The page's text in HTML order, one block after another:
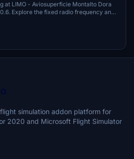
at LIMO - Aviosuperficie Montalto Dora
Explore the fixed radio frequency and
your flight simulation journey. Credits
creation.
simulation addon platform for
2020 and Microsoft Flight Simulator